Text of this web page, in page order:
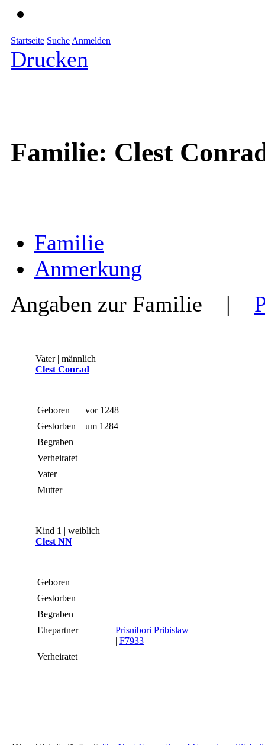
Startseite Suche Anmelden
Drucken
Familie: Clest
Familie
Anmerkung
Angaben zur Familie |
Vater | männlich
Clest Conrad
Geboren
vor 1248
Gestorben
um 1284
Begraben
Verheiratet
Vater
Mutter
Kind 1 | weiblich
Clest NN
Geboren
Gestorben
Begraben
Ehepartner
Prisnibori Pribislaw
| F7933
Verheiratet